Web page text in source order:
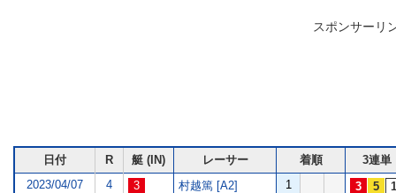
スポンサーリ
日付 R 艇 (IN) レーサー 着順
3連単
2023/04/07
4 村越篤 [A2] 1